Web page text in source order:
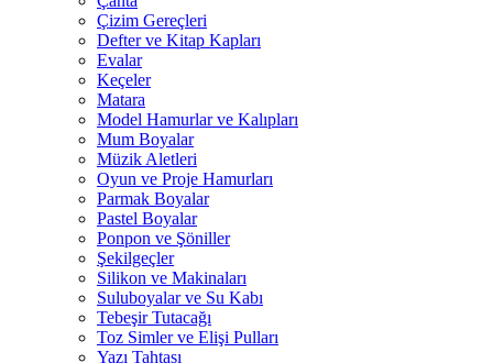
Çizim Gereçleri
Defter ve Kitap Kapları
Evalar
Keçeler
Matara
Model Hamurlar ve Kalıpları
Mum Boyalar
Müzik Aletleri
Oyun ve Proje Hamurları
Parmak Boyalar
Pastel Boyalar
Ponpon ve Şöniller
Şekilgeçler
Silikon ve Makinaları
Suluboyalar ve Su Kabı
Tebeşir Tutacağı
Toz Simler ve Elişi Pulları
Yazı Tahtası